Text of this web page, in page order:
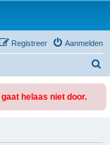
Aanmelden
Registreer
helaas niet door.